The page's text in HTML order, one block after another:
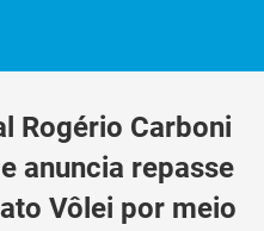
Rogério Carboni
anuncia repasse
Vôlei por meio